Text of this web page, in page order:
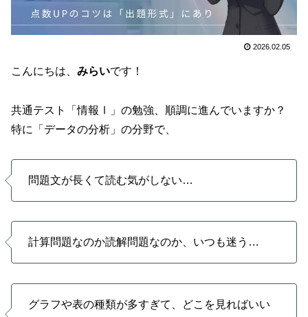
2026.02.05
こんにちは、 みらいです！
共通テスト「情報Ⅰ」の勉強、順調に進んでいますか？
特に「データの分析」の分野で、
問題文が長くて読む気がしない…
計算問題なのか読解問題なのか、いつも迷う…
グラフや表の種類が多すぎて、どこを見ればいい